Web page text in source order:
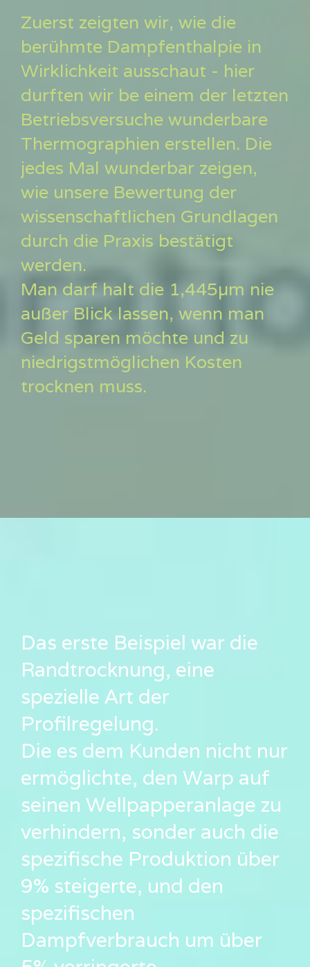
Zuerst zeigten wir, wie die
berühmte Dampfenthalpie in
Wirklichkeit ausschaut - hier
durften wir be einem der letzten
Betriebsversuche wunderbare
Thermographien erstellen. Die
jedes Mal wunderbar zeigen,
wie unsere Bewertung der
wissenschaftlichen Grundlagen
durch die Praxis bestätigt
werden.
Man darf halt die 1,445µm nie
außer Blick lassen, wenn man
Geld sparen möchte und zu
niedrigstmöglichen Kosten
trocknen muss.
Das erste Beispiel war die
Randtrocknung, eine
spezielle Art der
Profilregelung.
Die es dem Kunden nicht nur
ermöglichte, den Warp auf
seinen Wellpapperanlage zu
verhindern, sonder auch die
spezifische Produktion über
9% steigerte, und den
spezifischen
Dampfverbrauch um über